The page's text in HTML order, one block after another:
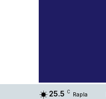
25.5 C Rapla